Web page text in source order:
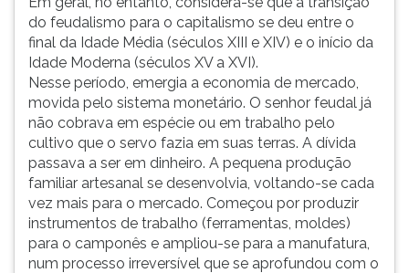
do feudalismo para o capitalismo se deu entre o
final da Idade Média (séculos XIII e XIV) e o início da
Idade Moderna (séculos XV a XVI).
Nesse período, emergia a economia de mercado,
movida pelo sistema monetário. O senhor feudal já
não cobrava em espécie ou em trabalho pelo
cultivo que o servo fazia em suas terras. A dívida
passava a ser em dinheiro. A pequena produção
familiar artesanal se desenvolvia, voltando-se cada
vez mais para o mercado. Começou por produzir
instrumentos de trabalho (ferramentas, moldes)
para o camponês e ampliou-se para a manufatura,
num processo irreversível que se aprofundou com o